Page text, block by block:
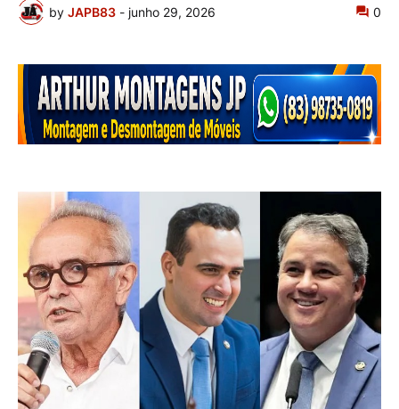
by JAPB83 - junho 29, 2026 0